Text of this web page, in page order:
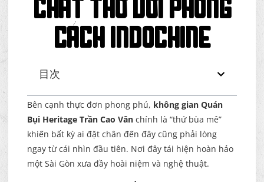
Chất Thơ Với Phong
Cách Indochine
目次
Bên cạnh thực đơn phong phú, không gian Quán
Bụi Heritage Trần Cao Vân chính là “thứ bùa mê”
khiến bất kỳ ai đặt chân đến đây cũng phải lòng
ngay từ cái nhìn đầu tiên. Nơi đây tái hiện hoàn hảo
một Sài Gòn xưa đầy hoài niệm và nghệ thuật.